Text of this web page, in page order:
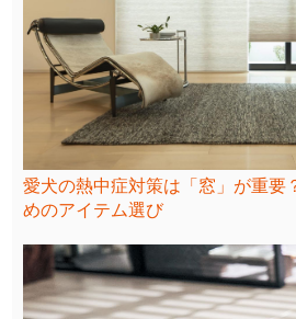
愛犬の熱中症対策は「窓」が重要
めのアイテム選び